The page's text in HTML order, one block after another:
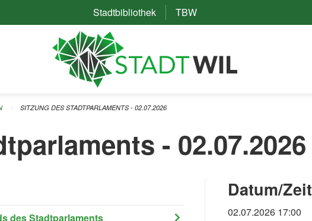
Stadtbibliothek(External Link)
TBW(External Link)
SITZUNG DES STADTPARLAMENTS - 02.07.2026
- 02.07.2026
des Stadtparlaments
Datum/Zeit
02.07.2026 17:00